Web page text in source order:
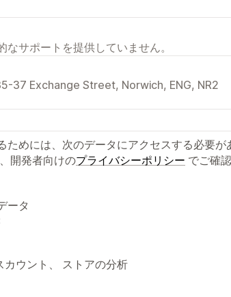
サポートを提供していません。
37 Exchange Street, Norwich, ENG, NR2
ためには、次のデータにアクセスする必要が
開発者向けのプライバシーポリシー でご確認
ータ
カウント、 ストアの分析